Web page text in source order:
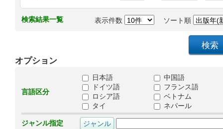
検索結果一覧 表示件数 ソート順
オプション
言語区分
日本語
中国語
ドイツ語
フランス語
ロシア語
ベトナム
タイ
ネパール
ジャンル指定